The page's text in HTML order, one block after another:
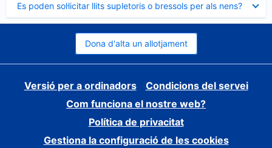
Es poden sol·licitar llits supletoris o bressols per als nens?
tancat
Dona d'alta un allotjament
Versió per a ordinadors
Condicions del servei
Com funciona el nostre web?
Política de privacitat
Gestiona la configuració de les cookies